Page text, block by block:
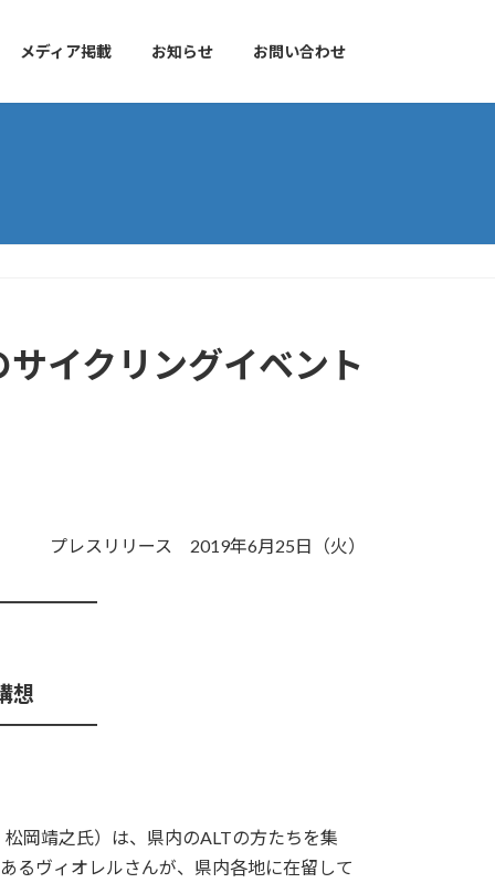
メディア掲載 お知らせ お問い合わせ
イクリングイベント
プレスリリース 2019年6月25日（火）
想
岡靖之氏）は、県内のALTの方たちを集
るヴィオレルさんが、県内各地に在留して